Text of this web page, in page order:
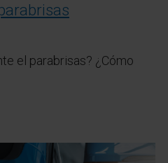
el parabrisas? ¿Cómo